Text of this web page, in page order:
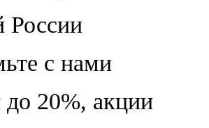
России
с нами
до 20%, акции